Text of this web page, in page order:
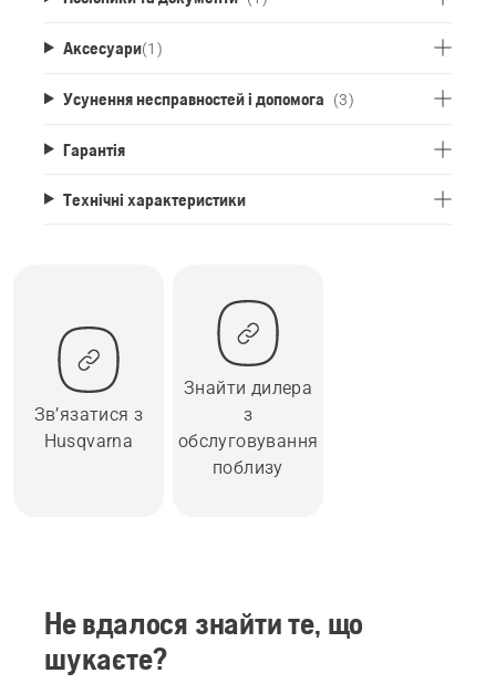
Аксесуари(1 )
Усунення несправностей і допомога (3)
Гарантія
Технічні характеристики
Зв’язатися з
Husqvarna
Знайти дилера
з
обслуговування
поблизу
Не вдалося знайти те, що
шукаєте?